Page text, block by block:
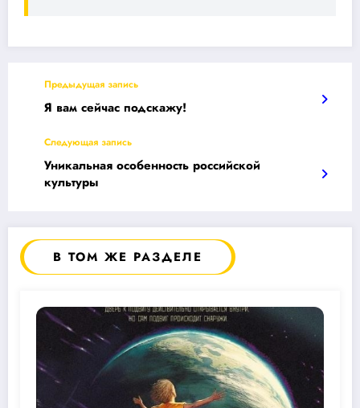
Предыдущая запись
Я вам сейчас подскажу!
Следующая запись
Уникальная особенность российской
культуры
В ТОМ ЖЕ РАЗДЕЛЕ